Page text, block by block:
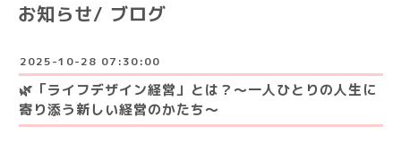
お知らせ/ ブログ
2025-10-28 07:30:00
🌿「ライフデザイン経営」とは？～一人ひとりの人生に
寄り添う新しい経営のかたち～